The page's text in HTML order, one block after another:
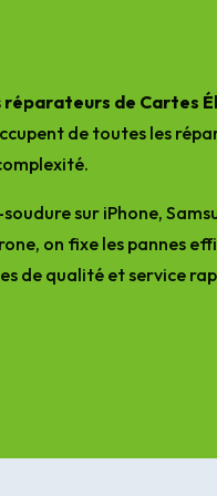
réparateurs de Cartes
de toutes les
sur iPhone,
on fixe les pannes
de qualité et service